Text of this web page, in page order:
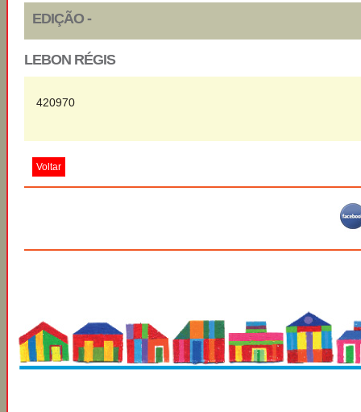
EDIÇÃO -
LEBON RÉGIS
420970
Voltar